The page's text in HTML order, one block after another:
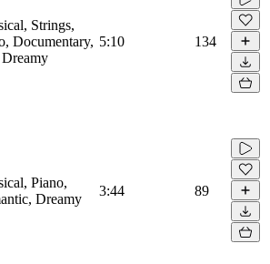
Strings,
Documentary,
Dreamy
5:10 134
Piano,
Dreamy
3:44 89